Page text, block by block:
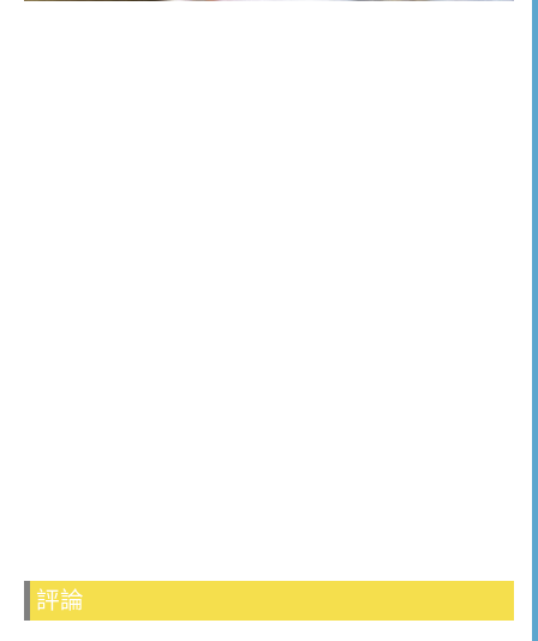
評論